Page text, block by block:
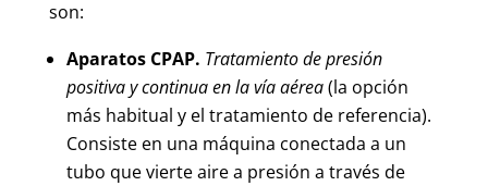
son:
Aparatos CPAP. Tratamiento de presión
positiva y continua en la vía aérea(la opción
más habitual y el tratamiento de referencia).
Consiste en una máquina conectada a un
tubo que vierte aire a presión a través de